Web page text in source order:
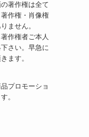
著作権は全て
作権・肖像権
ません。
作権者ご本人
さい。早急に
ます。
プロモーショ
。